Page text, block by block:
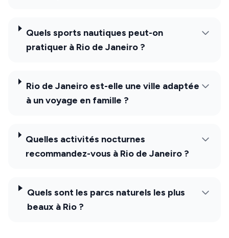
Quels sports nautiques peut-on
pratiquer à Rio de Janeiro ?
Rio de Janeiro est-elle une ville adaptée
à un voyage en famille ?
Quelles activités nocturnes
recommandez-vous à Rio de Janeiro ?
Quels sont les parcs naturels les plus
beaux à Rio ?